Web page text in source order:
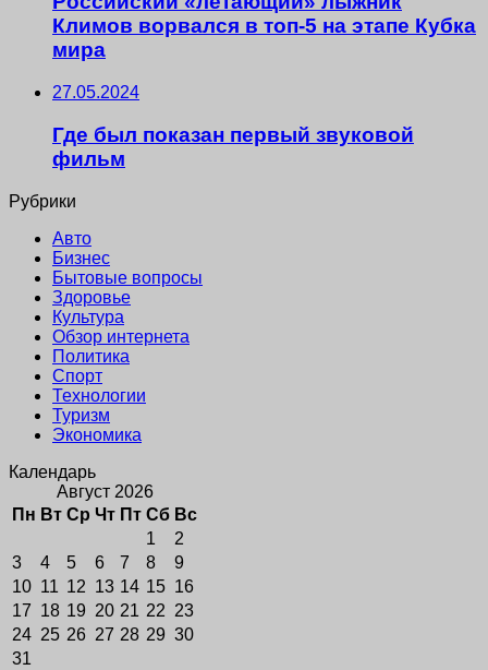
Климов ворвался в топ-5 на этапе Кубка
мира
27.05.2024
Где был показан первый звуковой
фильм
Рубрики
Авто
Бизнес
Бытовые вопросы
Здоровье
Культура
Обзор интернета
Политика
Спорт
Технологии
Туризм
Экономика
Календарь
Август 2026
Пн Вт Ср Чт Пт Сб Вс
1
2
3
4 5 6 7 8
9
10 11 12 13 14 15 16
17 18 19 20 21 22 23
24 25 26 27 28 29 30
31